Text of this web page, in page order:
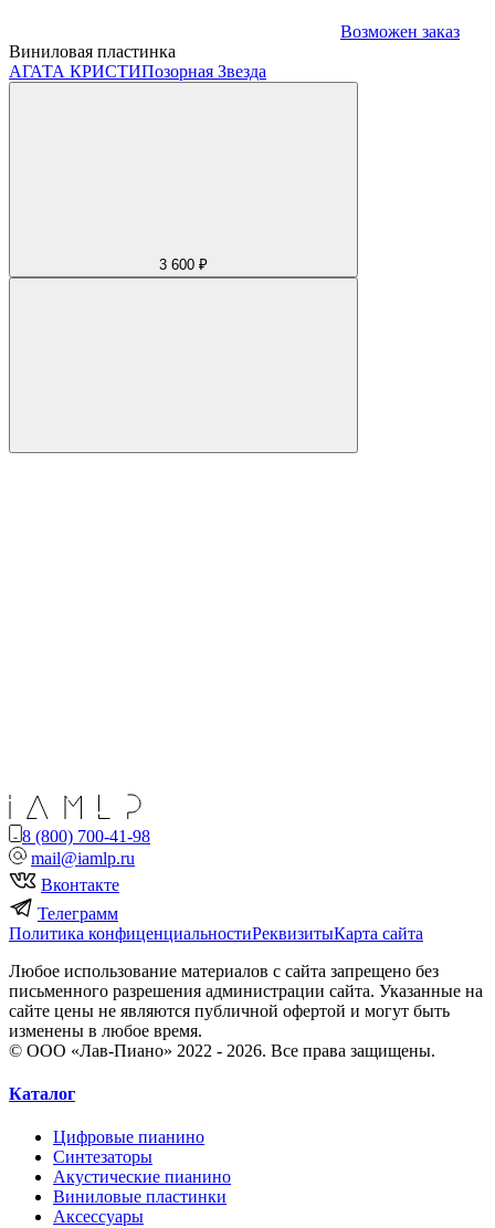
Возможен заказ
Виниловая пластинка
АГАТА КРИСТИПозорная Звезда
3 600 ₽
8 (800) 700-41-98
mail@iamlp.ru
Вконтакте
Телеграмм
Политика конфиценциальностиРеквизитыКарта сайта
Любое использование материалов с сайта запрещено без
письменного разрешения администрации сайта. Указанные на
сайте цены не являются публичной офертой и могут быть
изменены в любое время.
© ООО «Лав-Пиано» 2022 - 2026. Все права защищены.
Каталог
Цифровые пианино
Синтезаторы
Акустические пианино
Виниловые пластинки
Аксессуары